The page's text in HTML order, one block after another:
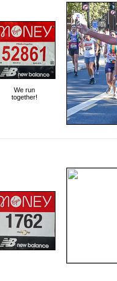
We run
together!